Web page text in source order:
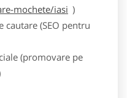
mochete/iasi )
(SEO pentru
(promovare pe